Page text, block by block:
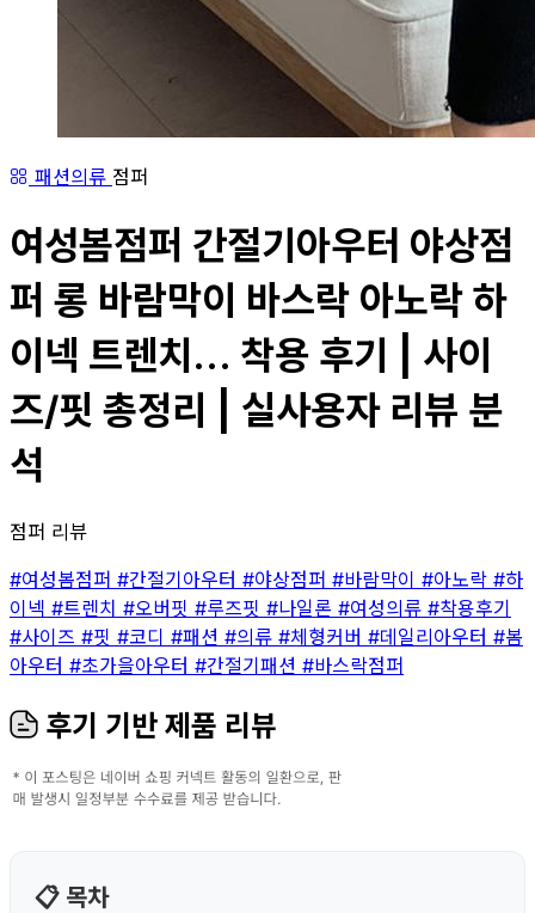
패션의류 점퍼
여성봄점퍼 간절기아우터 야상점
퍼 롱 바람막이 바스락 아노락 하
이넥 트렌치... 착용 후기 | 사이
즈/핏 총정리 | 실사용자 리뷰 분
석
점퍼 리뷰
#여성봄점퍼 #간절기아우터 #야상점퍼 #바람막이 #아노락 #하
이넥 #트렌치 #오버핏 #루즈핏 #나일론 #여성의류 #착용후기
#사이즈 #핏 #코디 #패션 #의류 #체형커버 #데일리아우터 #봄
아우터 #초가을아우터 #간절기패션 #바스락점퍼
후기 기반 제품 리뷰
📋 목차